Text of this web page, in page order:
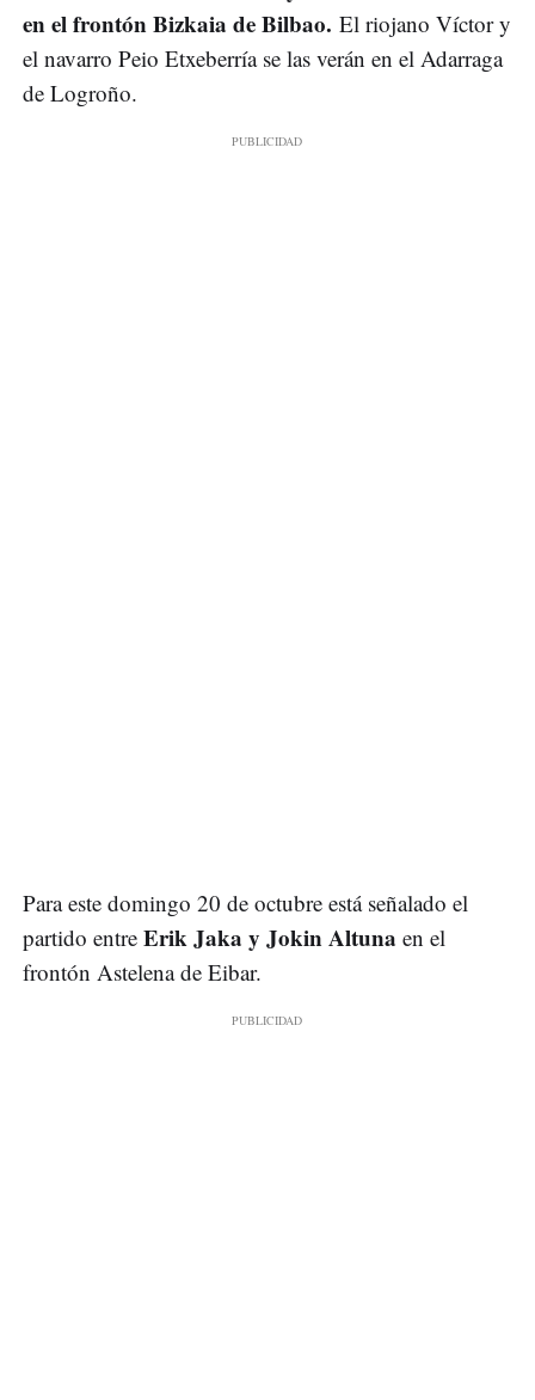
en el frontón Bizkaia de Bilbao. El riojano Víctor y
el navarro Peio Etxeberría se las verán en el Adarraga
de Logroño.
Para este domingo 20 de octubre está señalado el
partido entre Erik Jaka y Jokin Altuna en el
frontón Astelena de Eibar.